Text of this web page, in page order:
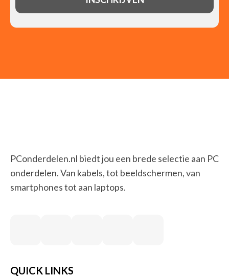
PConderdelen.nl biedt jou een brede selectie aan PC
onderdelen. Van kabels, tot beeldschermen, van
smartphones tot aan laptops.
QUICK LINKS